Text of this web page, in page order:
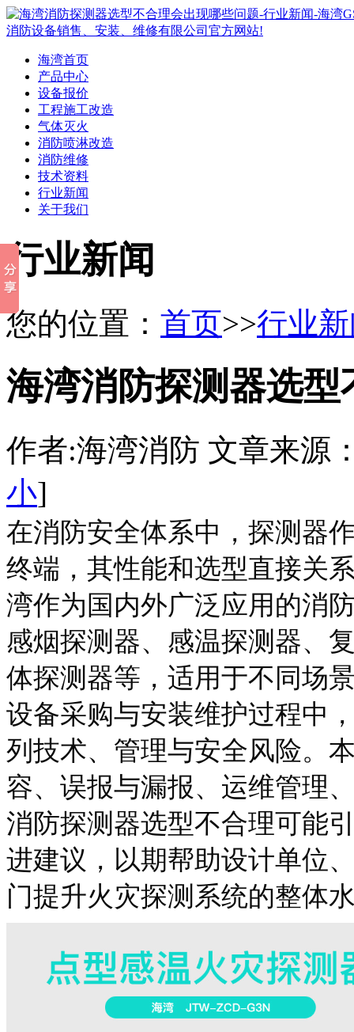
海湾首页
产品中心
设备报价
工程施工改造
气体灭火
消防喷淋改造
消防维修
技术资料
行业新闻
关于我们
行业新闻
您的位置： 首页>>行业
海湾消防探测器选
作者:海湾消防 文章来源
小]
在消防安全体系中，探测器
终端，其性能和选型直接关
湾作为国内外广泛应用的消
感烟探测器、感温探测器、
体探测器等，适用于不同场
设备采购与安装维护过程中
列技术、管理与安全风险。
容、误报与漏报、运维管理
消防探测器选型不合理可能
进建议，以期帮助设计单位
门提升火灾探测系统的整体